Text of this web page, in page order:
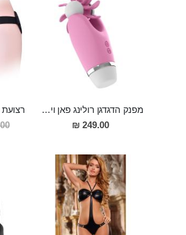
מפנק הדגדגן רולינג פאן ויברטור בעל 12 מצבי רטט מסיליקון Nakoa
249.00 ₪
₪